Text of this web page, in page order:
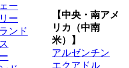
ー
ー
ンド
【中央・南アメ
リカ（中南
米）】
アルゼンチン
エクアドル